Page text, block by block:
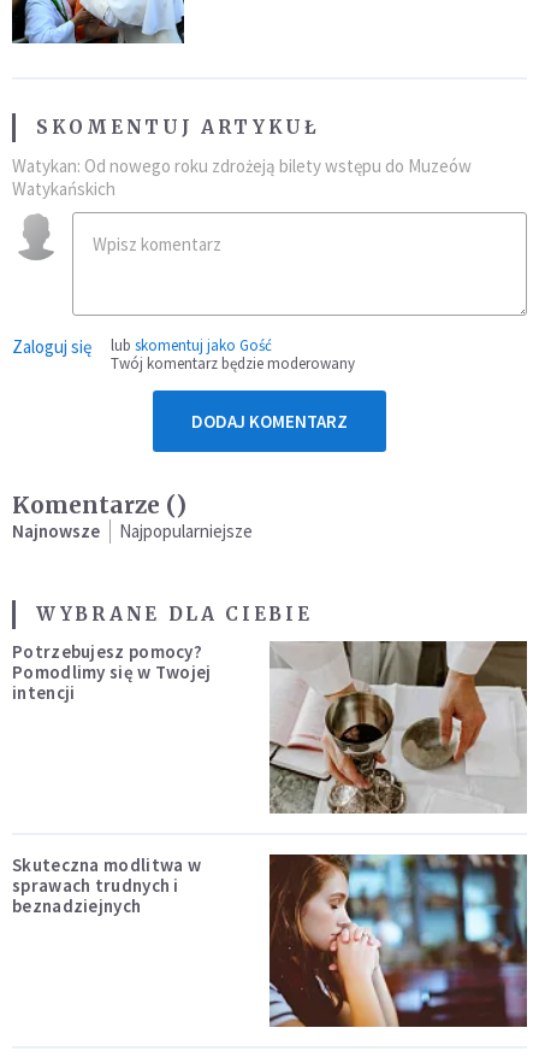
SKOMENTUJ ARTYKUŁ
Watykan: Od nowego roku zdrożeją bilety wstępu do Muzeów
Watykańskich
Zaloguj się lub skomentuj jako Gość
Twój komentarz będzie moderowany
DODAJ KOMENTARZ
Komentarze ()
Najnowsze Najpopularniejsze
WYBRANE DLA CIEBIE
Potrzebujesz pomocy?
Pomodlimy się w Twojej
intencji
Skuteczna modlitwa w
sprawach trudnych i
beznadziejnych